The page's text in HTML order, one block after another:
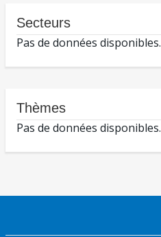
Secteurs
Pas de données disponibles.
Thèmes
Pas de données disponibles.